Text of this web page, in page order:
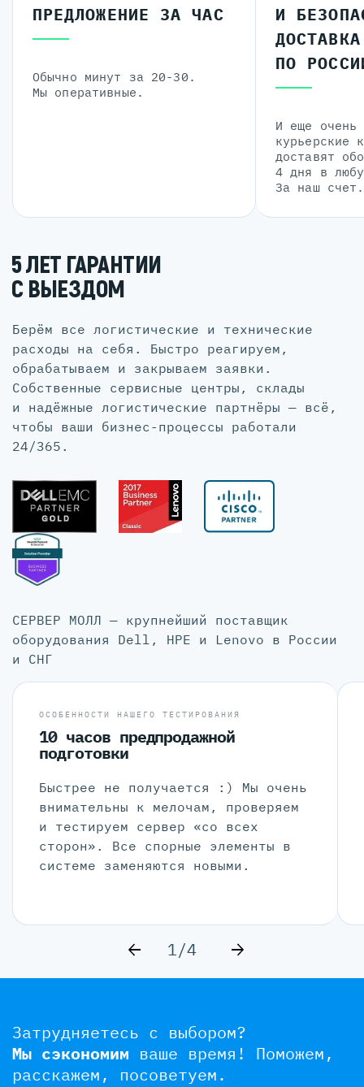
ПРЕДЛОЖЕНИЕ ЗА ЧАС
Обычно минут за 20-30.
Мы оперативные.
И
ДОСТАВКА
ПО
И еще очень
курьерские
доставят
4 дня в
За наш счет.
5 ЛЕТ ГАРАНТИИ
С ВЫЕЗДОМ
Берём все логистические и технические
расходы на себя. Быстро реагируем,
обрабатываем и закрываем заявки.
Собственные сервисные центры, склады
и надёжные логистические партнёры — всё,
чтобы ваши бизнес-процессы работали
24/365.
СЕРВЕР МОЛЛ — крупнейший поставщик
оборудования Dell, HPE и Lenovo в России
и СНГ
ОСОБЕННОСТИ НАШЕГО ТЕСТИРОВАНИЯ
10 часов предпродажной
подготовки
Быстрее не получается :) Мы очень
внимательны к мелочам, проверяем
и тестируем сервер «со всех
сторон». Все спорные элементы в
системе заменяются новыми.
1/4
Затрудняетесь с выбором?
Мы сэкономим ваше время! Поможем,
расскажем, посоветуем.